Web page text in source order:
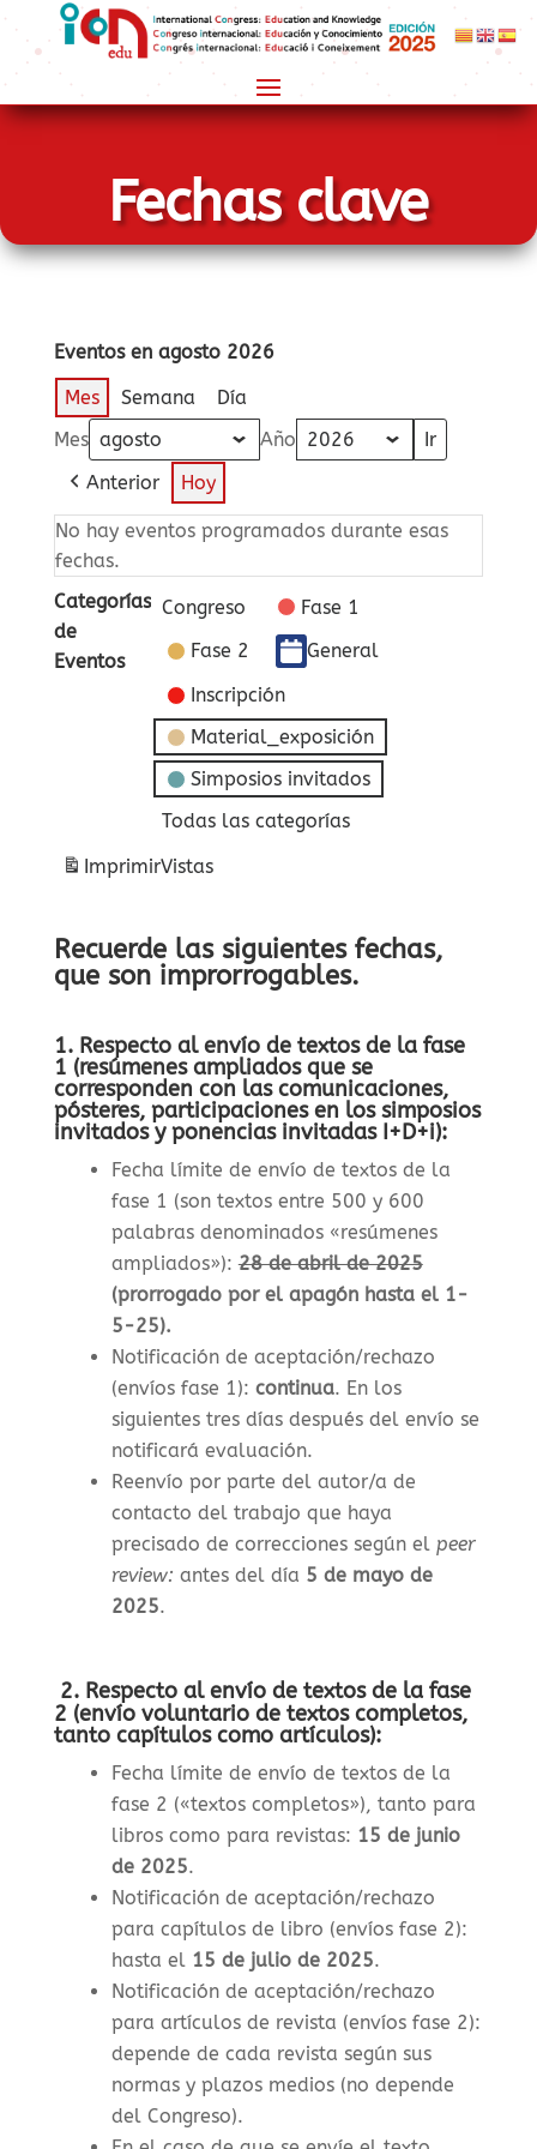
Fechas clave
Eventos en agosto 2026
Mes
Semana
Día
Mes
Año
Anterior
Hoy
No hay eventos programados durante esas
fechas.
Categorías
de
Eventos
Congreso
Fase 1
Fase 2
General
Inscripción
Material_exposición
Simposios invitados
Todas las categorías
ImprimirVistas
Recuerde las siguientes fechas,
que son improrrogables.
1. Respecto al envío de textos de la fase
1 (resúmenes ampliados que se
corresponden con las comunicaciones,
pósteres, participaciones en los simposios
invitados y ponencias invitadas I+D+i):
Fecha límite de envío de textos de la
fase 1 (son textos entre 500 y 600
palabras denominados «resúmenes
ampliados»):28 de abril de 2025
(prorrogado por el apagón hasta el 1-
5-25).
Notificación de aceptación/rechazo
(envíos fase 1): continua. En los
siguientes tres días después del envío se
notificará evaluación.
Reenvío por parte del autor/a de
contacto del trabajo que haya
precisado de correcciones según el peer
review: antes del día 5 de mayo de
2025.
2. Respecto al envío de textos de la fase
2 (envío voluntario de textos completos,
tanto capítulos como artículos):
Fecha límite de envío de textos de la
fase 2 («textos completos»), tanto para
libros como para revistas: 15 de junio
de 2025.
Notificación de aceptación/rechazo
para capítulos de libro (envíos fase 2):
hasta el 15 de julio de 2025.
Notificación de aceptación/rechazo
para artículos de revista (envíos fase 2):
depende de cada revista según sus
normas y plazos medios (no depende
del Congreso).